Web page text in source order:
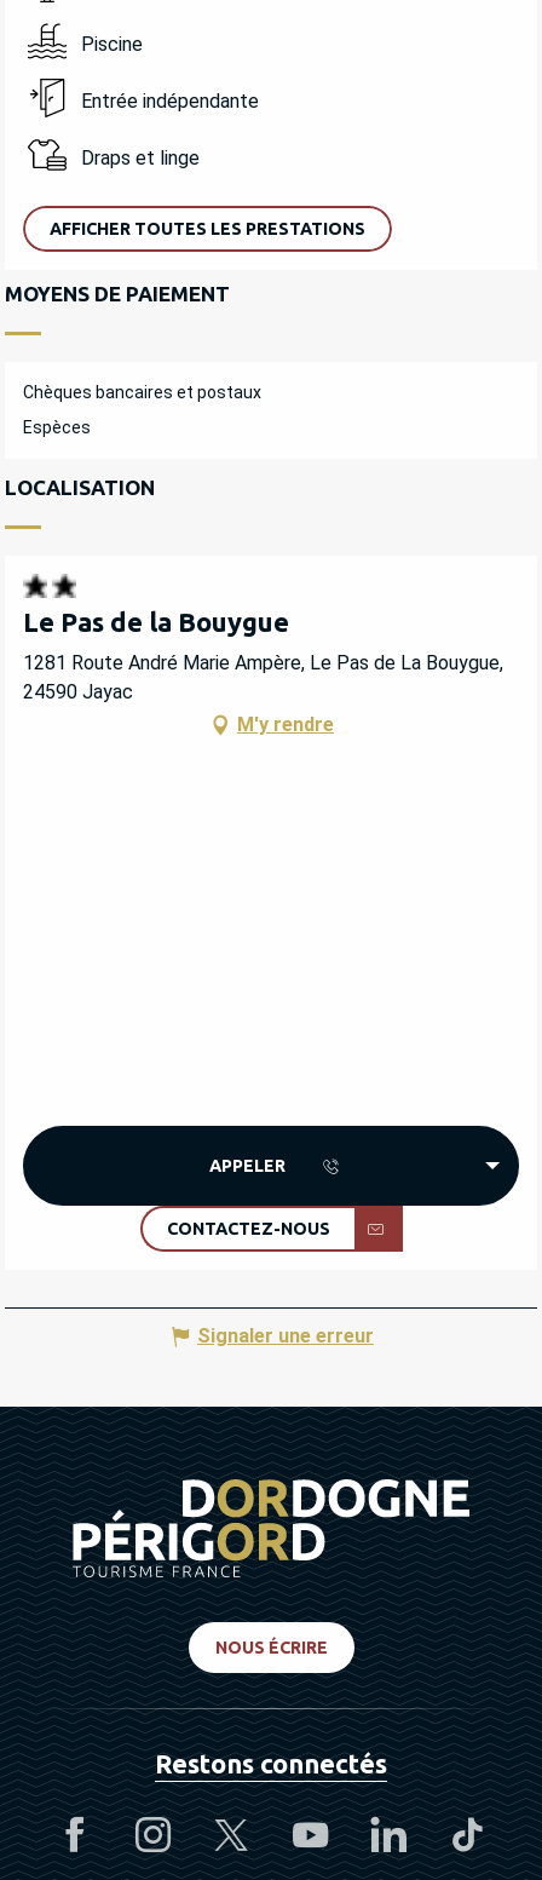
Piscine
Entrée indépendante
Draps et linge
AFFICHER TOUTES LES PRESTATIONS
MOYENS DE PAIEMENT
Chèques bancaires et postaux
Espèces
LOCALISATION
Le Pas de la Bouygue
1281 Route André Marie Ampère, Le Pas de La Bouygue,
24590 Jayac
M'y rendre
APPELER
CONTACTEZ-NOUS
Signaler une erreur
NOUS ÉCRIRE
Restons connectés